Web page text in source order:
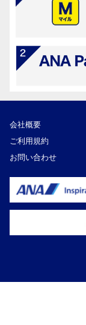
会社概要
ご利用規約
お問い合わせ